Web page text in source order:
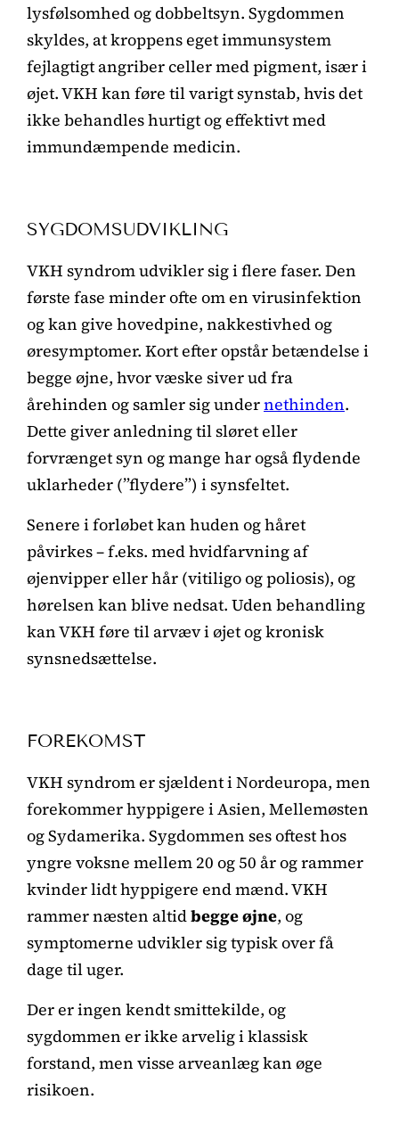
lysfølsomhed og dobbeltsyn. Sygdommen
skyldes, at kroppens eget immunsystem
fejlagtigt angriber celler med pigment, især i
øjet. VKH kan føre til varigt synstab, hvis det
ikke behandles hurtigt og effektivt med
immundæmpende medicin.
SYGDOMSUDVIKLING
VKH syndrom udvikler sig i flere faser. Den
første fase minder ofte om en virusinfektion
og kan give hovedpine, nakkestivhed og
øresymptomer. Kort efter opstår betændelse i
begge øjne, hvor væske siver ud fra
årehinden og samler sig undernethinden.
Dette giver anledning til sløret eller
forvrænget syn og mange har også flydende
uklarheder (”flydere”) i synsfeltet.
Senere i forløbet kan huden og håret
påvirkes – f.eks. med hvidfarvning af
øjenvipper eller hår (vitiligo og poliosis), og
hørelsen kan blive nedsat. Uden behandling
kan VKH føre til arvæv i øjet og kronisk
synsnedsættelse.
FOREKOMST
VKH syndrom er sjældent i Nordeuropa, men
forekommer hyppigere i Asien, Mellemøsten
og Sydamerika. Sygdommen ses oftest hos
yngre voksne mellem 20 og 50 år og rammer
kvinder lidt hyppigere end mænd. VKH
rammer næsten altidbegge øjne, og
symptomerne udvikler sig typisk over få
dage til uger.
Der er ingen kendt smittekilde, og
sygdommen er ikke arvelig i klassisk
forstand, men visse arveanlæg kan øge
risikoen.